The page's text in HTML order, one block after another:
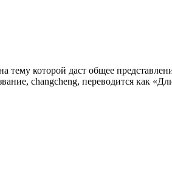
тему которой даст общее
changcheng, переводится как